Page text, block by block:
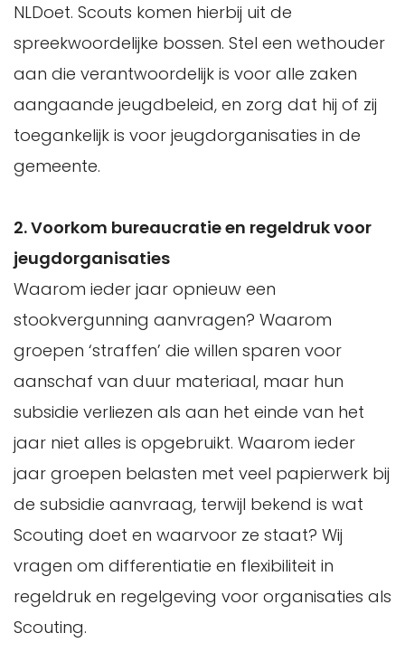
NLDoet. Scouts komen hierbij uit de
spreekwoordelijke bossen. Stel een wethouder
aan die verantwoordelijk is voor alle zaken
aangaande jeugdbeleid, en zorg dat hij of zij
toegankelijk is voor jeugdorganisaties in de
gemeente.
2. Voorkom bureaucratie en regeldruk voor
jeugdorganisaties
Waarom ieder jaar opnieuw een
stookvergunning aanvragen? Waarom
groepen ‘straffen’ die willen sparen voor
aanschaf van duur materiaal, maar hun
subsidie verliezen als aan het einde van het
jaar niet alles is opgebruikt. Waarom ieder
jaar groepen belasten met veel papierwerk bij
de subsidie aanvraag, terwijl bekend is wat
Scouting doet en waarvoor ze staat? Wij
vragen om differentiatie en flexibiliteit in
regeldruk en regelgeving voor organisaties als
Scouting.